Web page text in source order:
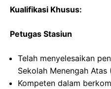
Kualifikasi Khusus:
Petugas Stasiun
Telah menyelesaikan
Sekolah Menengah Atas
Kompeten dalam